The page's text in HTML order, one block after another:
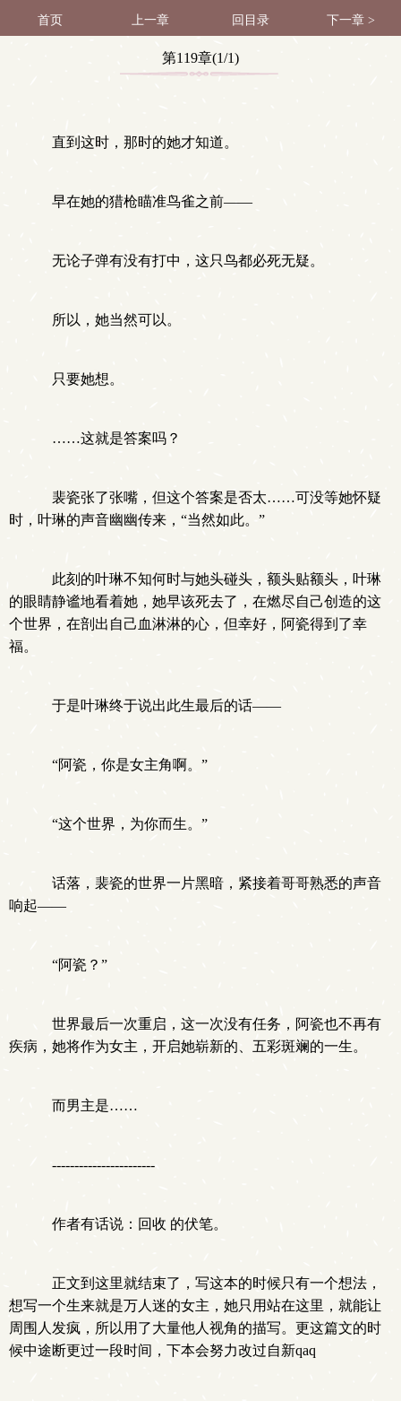
首页 上一章 回目录 下一章 >
第119章(1/1)
直到这时，那时的她才知道。
早在她的猎枪瞄准鸟雀之前——
无论子弹有没有打中，这只鸟都必死无疑。
所以，她当然可以。
只要她想。
……这就是答案吗？
裴瓷张了张嘴，但这个答案是否太……可没等她怀疑
时，叶琳的声音幽幽传来，“当然如此。”
此刻的叶琳不知何时与她头碰头，额头贴额头，叶琳
的眼睛静谧地看着她，她早该死去了，在燃尽自己创造的这
个世界，在剖出自己血淋淋的心，但幸好，阿瓷得到了幸
福。
于是叶琳终于说出此生最后的话——
“阿瓷，你是女主角啊。”
“这个世界，为你而生。”
话落，裴瓷的世界一片黑暗，紧接着哥哥熟悉的声音
响起——
“阿瓷？”
世界最后一次重启，这一次没有任务，阿瓷也不再有
疾病，她将作为女主，开启她崭新的、五彩斑斓的一生。
而男主是……
-----------------------
作者有话说：回收 的伏笔。
正文到这里就结束了，写这本的时候只有一个想法，
想写一个生来就是万人迷的女主，她只用站在这里，就能让
周围人发疯，所以用了大量他人视角的描写。更这篇文的时
候中途断更过一段时间，下本会努力改过自新qaq